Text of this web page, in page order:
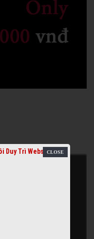
Duy Trì Website